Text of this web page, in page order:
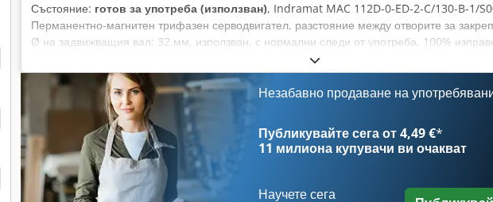
Състояние: готов за употреба (използван), Indramat MAC 112D-0-ED-2-C/130-B-1/
Перманентно-магнитен трифазен серводвигател, разстояние между отворите за
Ø на задвижващия вал: 32 мм, използван, с нормални следи от употреба, 100%
за транспортните разходи отделно! Chedpfx Aei D Ii Djckoa
Незабавно продаване на
Публикувайте сега от 4,49 €*
11 милиона купувачи ви очакват
Научете сега